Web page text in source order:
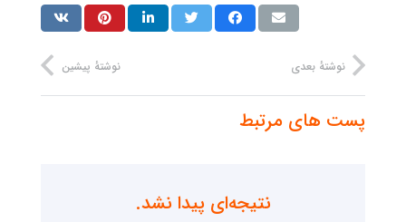
نوشتهٔ پیشین نوشتهٔ بعدی
پست های مرتبط
نتیجه‌ای پیدا نشد.